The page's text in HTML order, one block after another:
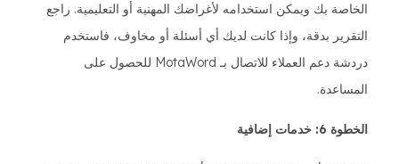
الخاصة بك ويمكن استخدامه لأغراضك المهنية أو التعليمية. راجع
التقرير بدقة، وإذا كانت لديك أي أسئلة أو مخاوف، فاستخدم
دردشة دعم العملاء للاتصال بـ MotaWord للحصول على
المساعدة.
الخطوة 6: خدمات إضافية